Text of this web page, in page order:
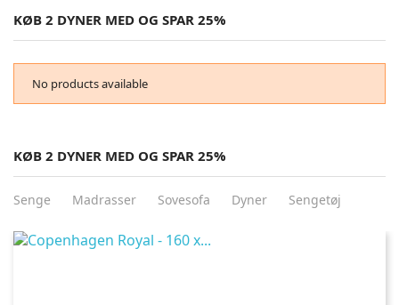
KØB 2 DYNER MED OG SPAR 25%
No products available
KØB 2 DYNER MED OG SPAR 25%
Senge Madrasser Sovesofa Dyner Sengetøj